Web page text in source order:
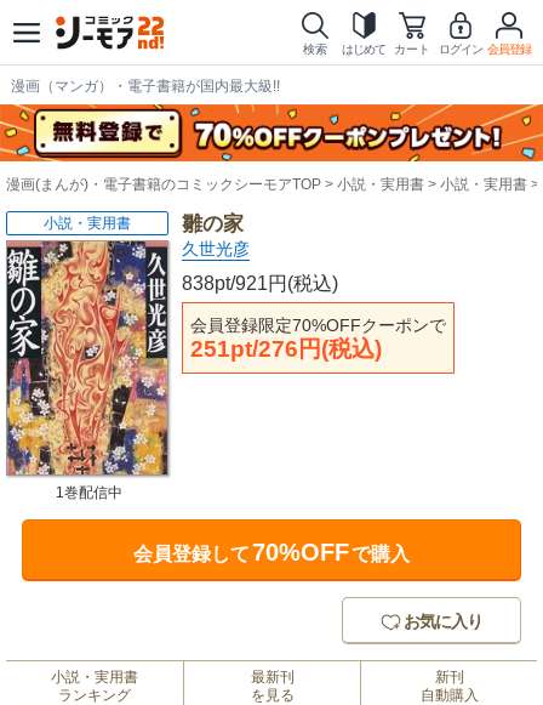
検索 はじめて カート ログイン 会員登録
漫画（マンガ）・電子書籍が国内最大級!!
漫画(まんが)・電子書籍のコミックシーモアTOP 小説・実用書 小説・実用書
雛の家
久世光彦
838pt/921円(税込)
会員登録限定70%OFFクーポンで
251pt/276円(税込)
小説・実用書
1巻配信中
会員登録して70%OFFで購入
お気に入り
小説・実用書
ランキング
最新刊
を見る
新刊
自動購入